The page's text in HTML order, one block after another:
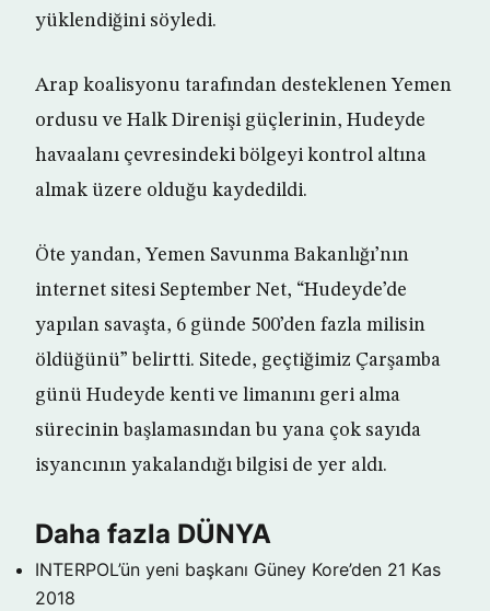
yüklendiğini söyledi.
Arap koalisyonu tarafından desteklenen Yemen
ordusu ve Halk Direnişi güçlerinin, Hudeyde
havaalanı çevresindeki bölgeyi kontrol altına
almak üzere olduğu kaydedildi.
Öte yandan, Yemen Savunma Bakanlığı’nın
internet sitesi September Net, “Hudeyde’de
yapılan savaşta, 6 günde 500’den fazla milisin
öldüğünü” belirtti. Sitede, geçtiğimiz Çarşamba
günü Hudeyde kenti ve limanını geri alma
sürecinin başlamasından bu yana çok sayıda
isyancının yakalandığı bilgisi de yer aldı.
Daha fazla DÜNYA
INTERPOL’ün yeni başkanı Güney Kore’den 21 Kas
2018